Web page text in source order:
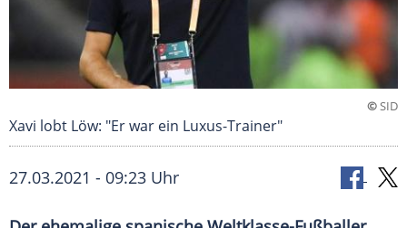
©SID
Xavi lobt Löw: "Er war ein Luxus-Trainer"
27.03.2021 - 09:23 Uhr